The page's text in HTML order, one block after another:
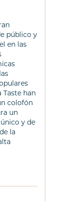
público y
en las
Taste han
colofón
un
y de
la